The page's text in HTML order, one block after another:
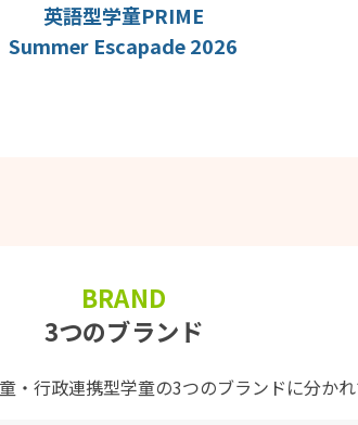
英語型学童PRIME
Summer Escapade 2026
BRAND
3つのブランド
・行政連携型学童の3つのブランドに分かれ